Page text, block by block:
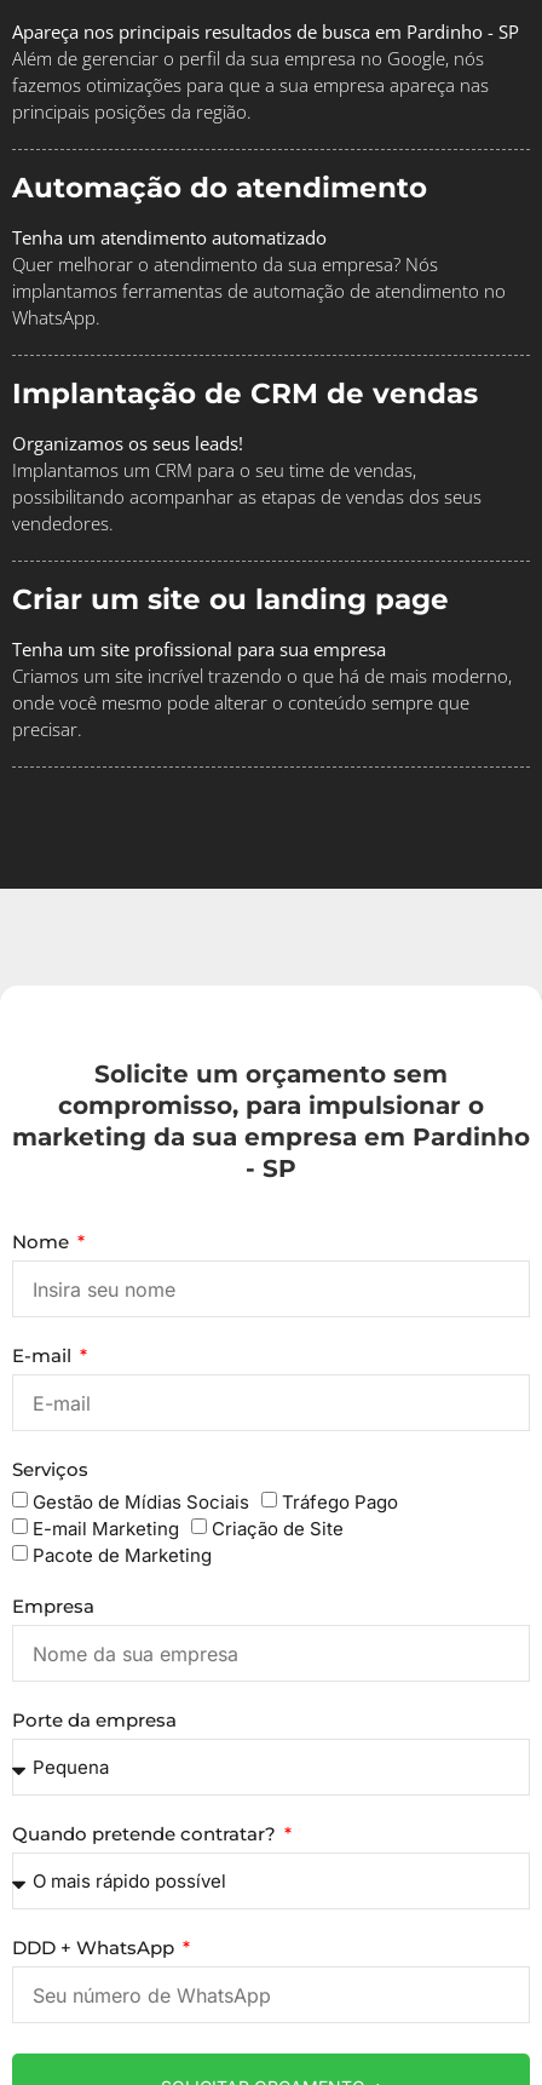
Apareça nos principais resultados de busca em Pardinho - SP
Além de gerenciar o perfil da sua empresa no Google, nós
fazemos otimizações para que a sua empresa apareça nas
principais posições da região.
Automação do atendimento
Tenha um atendimento automatizado
Quer melhorar o atendimento da sua empresa? Nós
implantamos ferramentas de automação de atendimento no
WhatsApp.
Implantação de CRM de vendas
Organizamos os seus leads!
Implantamos um CRM para o seu time de vendas,
possibilitando acompanhar as etapas de vendas dos seus
vendedores.
Criar um site ou landing page
Tenha um site profissional para sua empresa
Criamos um site incrível trazendo o que há de mais moderno,
onde você mesmo pode alterar o conteúdo sempre que
precisar.
Solicite um orçamento sem
compromisso, para impulsionar o
marketing da sua empresa em Pardinho
- SP
Nome
E-mail
Serviços
Gestão de Mídias Sociais
Tráfego Pago
E-mail Marketing
Criação de Site
Pacote de Marketing
Empresa
Porte da empresa
Quando pretende contratar?
DDD + WhatsApp